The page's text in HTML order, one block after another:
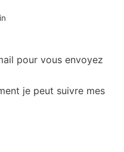
pour vous envoyez
je peut suivre mes